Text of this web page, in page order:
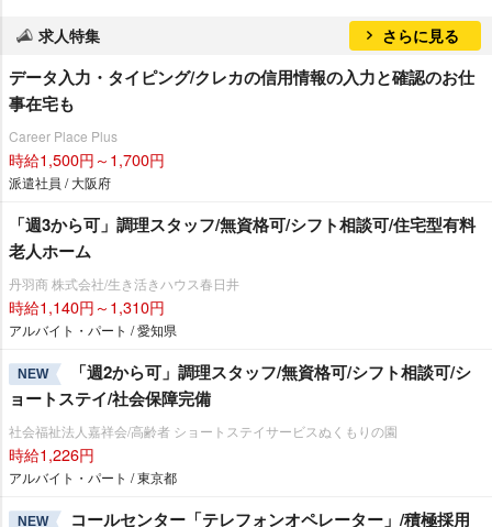
求人特集 さらに見る
データ入力・タイピング/クレカの信用情報の入力と確認のお仕
事在宅も
Career Place Plus
時給1,500円～1,700円
派遣社員 / 大阪府
「週3から可」調理スタッフ/無資格可/シフト相談可/住宅型有料
老人ホーム
丹羽商 株式会社/生き活きハウス春日井
時給1,140円～1,310円
アルバイト・パート / 愛知県
NEW
「週2から可」調理スタッフ/無資格可/シフト相談可/シ
ョートステイ/社会保障完備
社会福祉法人嘉祥会/高齢者 ショートステイサービスぬくもりの園
時給1,226円
アルバイト・パート / 東京都
NEW
コールセンター「テレフォンオペレーター」/積極採用